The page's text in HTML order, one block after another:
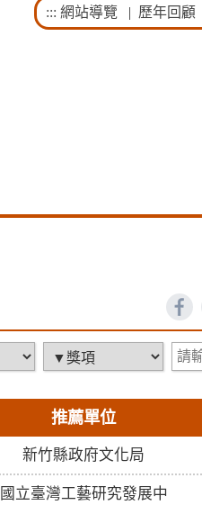
::: 網站導覽 | 歷年回顧
推薦單位
新竹縣政府文化局
國立臺灣工藝研究發展中